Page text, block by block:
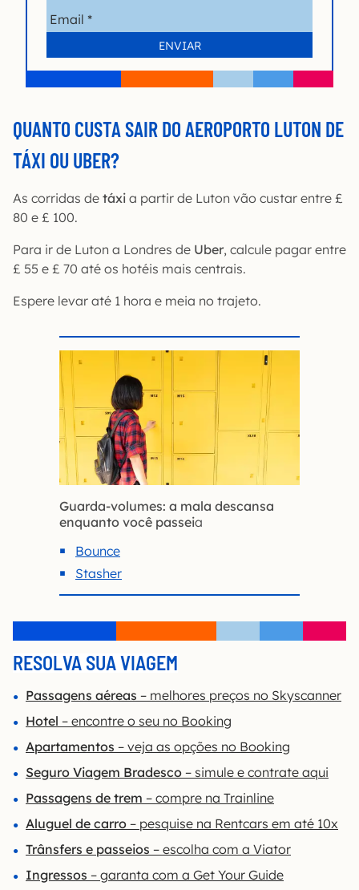
QUANTO CUSTA SAIR DO AEROPORTO LUTON DE
TÁXI OU UBER?
As corridas de táxi a partir de Luton vão custar entre £
80 e £ 100.
Para ir de Luton a Londres de Uber, calcule pagar entre
£ 55 e £ 70 até os hotéis mais centrais.
Espere levar até 1 hora e meia no trajeto.
Guarda-volumes: a mala descansa
enquanto você passeia
Bounce
Stasher
RESOLVA SUA VIAGEM
Passagens aéreas – melhores preços no Skyscanner
Hotel – encontre o seu no Booking
Apartamentos – veja as opções no Booking
Seguro Viagem Bradesco – simule e contrate aqui
Passagens de trem – compre na Trainline
Aluguel de carro – pesquise na Rentcars em até 10x
Trânsfers e passeios – escolha com a Viator
Ingressos – garanta com a Get Your Guide